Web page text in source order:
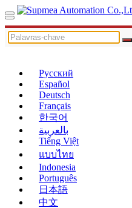
Русский
Español
Deutsch
Français
한국어
بالعربية
Tiếng Việt
แบบไทย
Indonesia
Português
日本語
中文